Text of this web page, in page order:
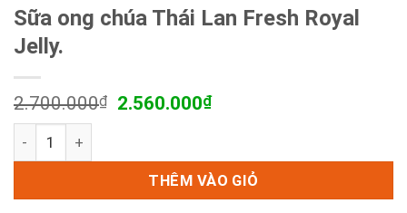
Sữa ong chúa Thái Lan Fresh Royal
Jelly.
2.700.000₫
Giá
2.700.000₫.
2.560.000₫Giá
là:
2.560.000₫.
THÊM VÀO GIỎ